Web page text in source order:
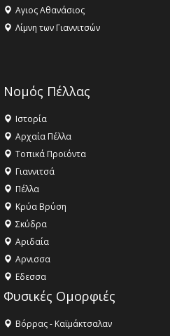
Αγιος Αθανάσιος
Λίμνη των Γιαννιτσών
Νομός Πέλλας
Ιστορία
Αρχαία Πέλλα
Τοπικά Προϊόντα
Γιαννιτσά
Πέλλα
Κρύα Βρύση
Σκύδρα
Αριδαία
Aρνισσα
Eδεσσα
Φυσικές Ομορφιές
Βόρρας - Καϊμάκτσαλαν